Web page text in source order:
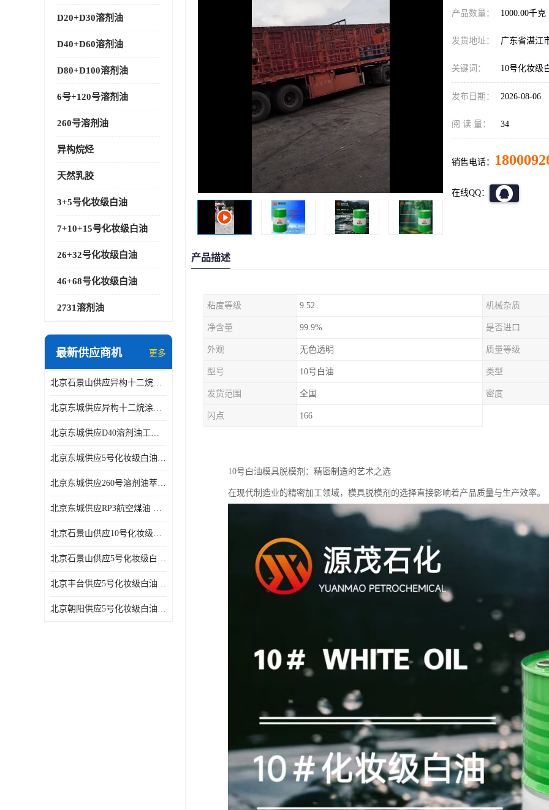
D20+D30溶剂油
D40+D60溶剂油
D80+D100溶剂油
6号+120号溶剂油
260号溶剂油
异构烷烃
天然乳胶
3+5号化妆级白油
7+10+15号化妆级白油
26+32号化妆级白油
46+68号化妆级白油
2731溶剂油
最新供应商机 更多
北京石景山供应异构十二烷香精助剂
北京东城供应异构十二烷涂料胶粘油墨稀释剂
北京东城供应D40溶剂油工业金属清洗
北京东城供应5号化妆级白油钻井液润滑剂
北京东城供应260号溶剂油萃取溶剂油金属萃取剂
北京东城供应RP3航空煤油 高含量国标工业级航空煤油燃料油 无色透明
北京石景山供应10号化妆级白油高精密机械润滑油
北京石景山供应5号化妆级白油缝纫机油 设备润滑油
北京丰台供应5号化妆级白油纤维与织物柔软光亮
北京朝阳供应5号化妆级白油纺织时的润滑剂
产品数量： 1000.00千克
发货地址： 广东省湛江
关键词： 10号化妆级
发布日期： 2026-08-06
阅 读 量： 34
销售电话：
在线QQ：
产品描述
粘度等级 9.52 机械杂质
净含量 99.9% 是否进口
外观 无色透明 质量等级
型号 10号白油 类型
发货范围 全国 密度
闪点 166
10号白油模具脱模剂：精密制造的艺术之选
在现代制造业的精密加工领域，模具脱模剂的选择直接影响着产品质量与生产效率。